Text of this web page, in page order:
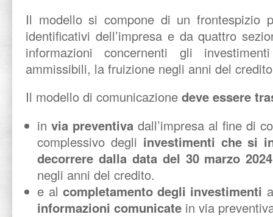
Il modello si compone di un frontespizio
identificativi dell’impresa e da quattro
informazioni concernenti gli
ammissibili, la fruizione negli anni del
Il modello di comunicazione deve essere
invia preventiva dall’impresa al fine di
complessivo degli investimenti che si
decorrere dalla data del 30 marzo 2024
negli anni del credito.
e al completamento degli investimenti
informazioni comunicate in via